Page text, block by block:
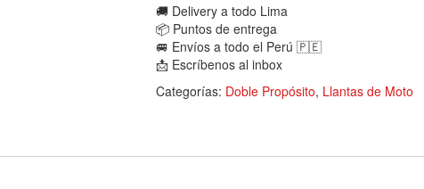
🚚 Delivery a todo Lima
📦 Puntos de entrega
🚐 Envíos a todo el Perú 🇵🇪
📩 Escríbenos al inbox
Categorías: Doble Propósito, Llantas de Moto